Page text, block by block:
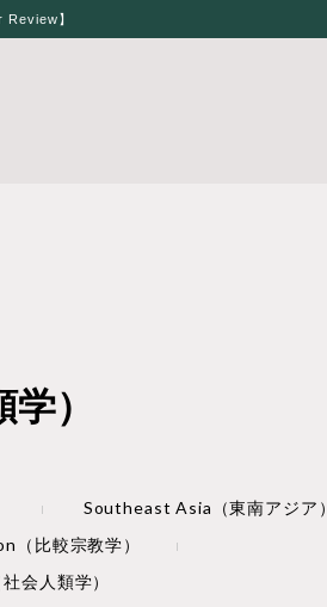
】
）
Southeast Asia（東南アジア）
（比較宗教学）
会人類学）